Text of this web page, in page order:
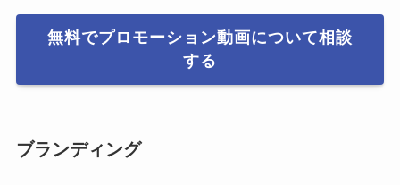
無料でプロモーション動画について相談
する
ブランディング